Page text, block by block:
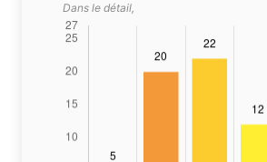
Dans le détail,